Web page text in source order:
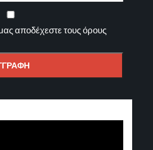
αποδέχεστε τους όρους